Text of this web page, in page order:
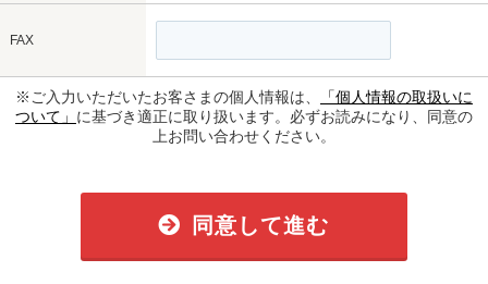
FAX
※ご入力いただいたお客さまの個人情報は、
「個人情報の取扱いに
ついて」 に基づき適正に取り扱います。必ずお読みになり、同意の
上お問い合わせください。
同意して進む